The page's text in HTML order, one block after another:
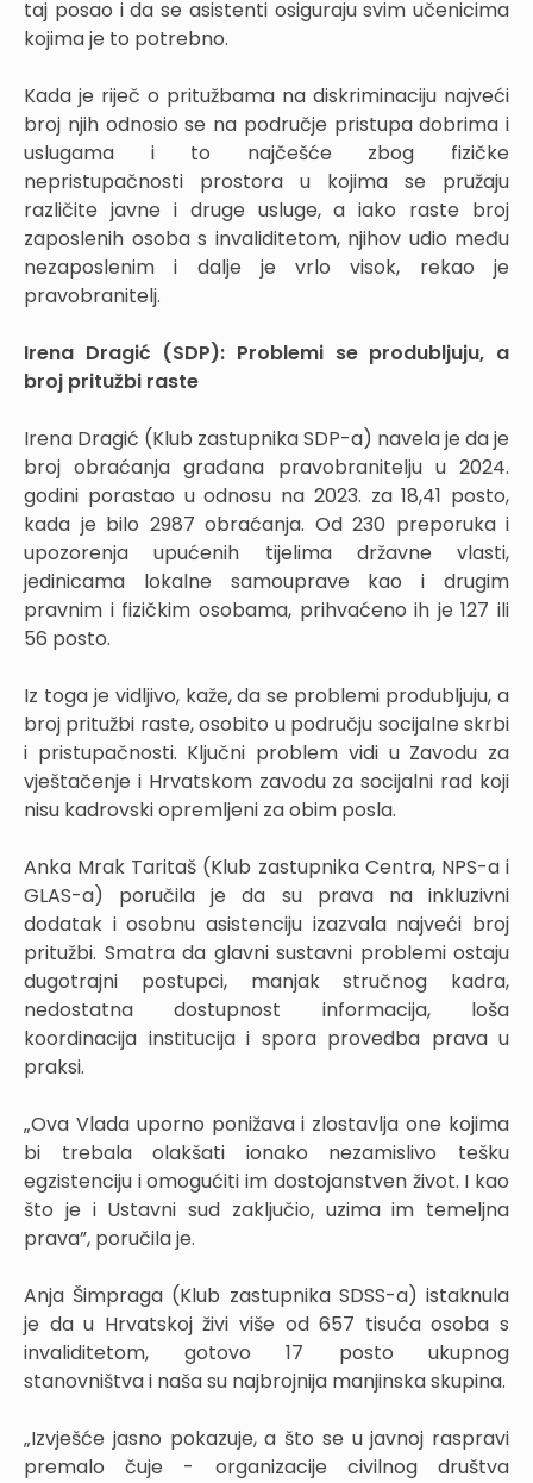
taj posao i da se asistenti osiguraju svim učenicima
kojima je to potrebno.
Kada je riječ o pritužbama na diskriminaciju najveći
broj njih odnosio se na područje pristupa dobrima i
uslugama i to najčešće zbog fizičke
nepristupačnosti prostora u kojima se pružaju
različite javne i druge usluge, a iako raste broj
zaposlenih osoba s invaliditetom, njihov udio među
nezaposlenim i dalje je vrlo visok, rekao je
pravobranitelj.
Irena Dragić (SDP): Problemi se produbljuju, a
broj pritužbi raste
Irena Dragić (Klub zastupnika SDP-a) navela je da je
broj obraćanja građana pravobranitelju u 2024.
godini porastao u odnosu na 2023. za 18,41 posto,
kada je bilo 2987 obraćanja. Od 230 preporuka i
upozorenja upućenih tijelima državne vlasti,
jedinicama lokalne samouprave kao i drugim
pravnim i fizičkim osobama, prihvaćeno ih je 127 ili
56 posto.
Iz toga je vidljivo, kaže, da se problemi produbljuju, a
broj pritužbi raste, osobito u području socijalne skrbi
i pristupačnosti. Ključni problem vidi u Zavodu za
vještačenje i Hrvatskom zavodu za socijalni rad koji
nisu kadrovski opremljeni za obim posla.
Anka Mrak Taritaš (Klub zastupnika Centra, NPS-a i
GLAS-a) poručila je da su prava na inkluzivni
dodatak i osobnu asistenciju izazvala najveći broj
pritužbi. Smatra da glavni sustavni problemi ostaju
dugotrajni postupci, manjak stručnog kadra,
nedostatna dostupnost informacija, loša
koordinacija institucija i spora provedba prava u
praksi.
„Ova Vlada uporno ponižava i zlostavlja one kojima
bi trebala olakšati ionako nezamislivo tešku
egzistenciju i omogućiti im dostojanstven život. I kao
što je i Ustavni sud zaključio, uzima im temeljna
prava”, poručila je.
Anja Šimpraga (Klub zastupnika SDSS-a) istaknula
je da u Hrvatskoj živi više od 657 tisuća osoba s
invaliditetom, gotovo 17 posto ukupnog
stanovništva i naša su najbrojnija manjinska skupina.
„Izvješće jasno pokazuje, a što se u javnoj raspravi
premalo čuje - organizacije civilnog društva